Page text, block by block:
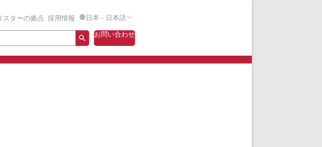
スターの拠点 採用情報
日本 - 日本語
お問い合わせ